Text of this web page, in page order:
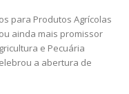
para Produtos Agrícolas
ainda mais promissor
e Pecuária
a abertura de